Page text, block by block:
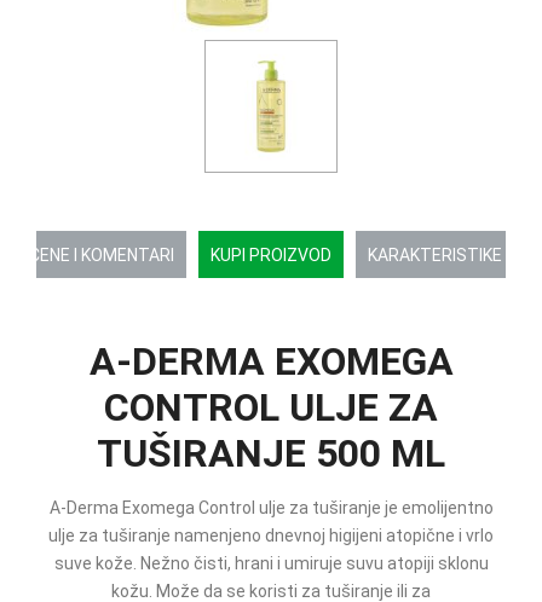
OCENE I KOMENTARI KUPI PROIZVOD KARAKTERISTIKE
A-DERMA EXOMEGA
CONTROL ULJE ZA
TUŠIRANJE 500 ML
A-Derma Exomega Control ulje za tuširanje je emolijentno
ulje za tuširanje namenjeno dnevnoj higijeni atopične i vrlo
suve kože. Nežno čisti, hrani i umiruje suvu atopiji sklonu
kožu. Može da se koristi za tuširanje ili za